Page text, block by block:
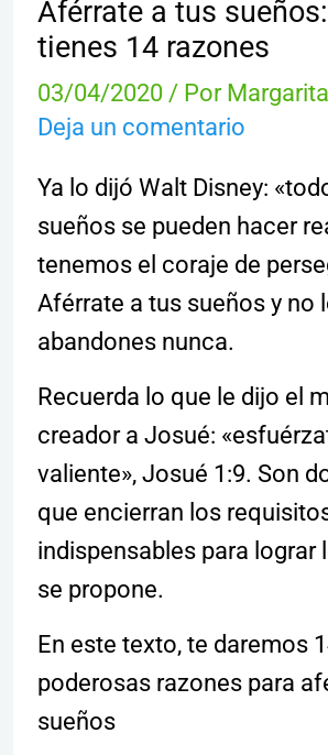
Aférrate a tus
tienes 14 razones
03/04/2020 / Por
Deja un comentario
Ya lo dijó Walt Disney:
sueños se pueden hacer
tenemos el coraje de
Aférrate a tus sueños y no
abandones nunca.
Recuerda lo que le dijo el
creador a Josué:
valiente», Josué 1:9. Son
que encierran los
indispensables para lograr
se propone.
En este texto, te daremos
poderosas razones para
sueños